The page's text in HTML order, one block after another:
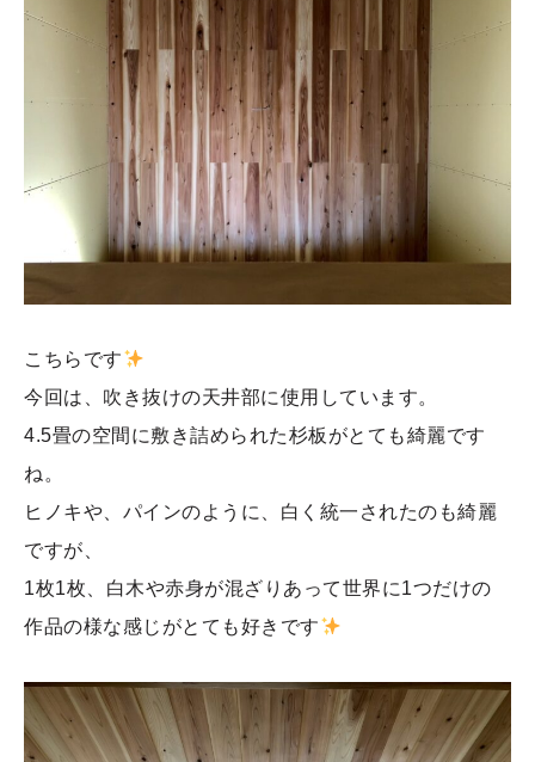
こちらです
今回は、吹き抜けの天井部に使用しています。
4.5畳の空間に敷き詰められた杉板がとても綺麗です
ね。
ヒノキや、パインのように、白く統一されたのも綺麗
ですが、
1枚1枚、白木や赤身が混ざりあって世界に1つだけの
作品の様な感じがとても好きです